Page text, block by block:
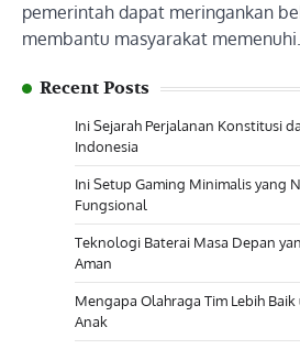
pemerintah dapat meringankan
membantu masyarakat
Recent Posts
Ini Sejarah Perjalanan Konstitusi
Indonesia
Ini Setup Gaming Minimalis yang
Fungsional
Teknologi Baterai Masa Depan
Aman
Mengapa Olahraga Tim Lebih
Anak